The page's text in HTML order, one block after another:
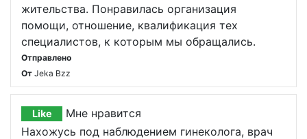
жительства. Понравилась организация
помощи, отношение, квалификация тех
специалистов, к которым мы обращались.
Отправлено
От Jeka Bzz
Like
Мне нравится
Нахожусь под наблюдением гинеколога, врач